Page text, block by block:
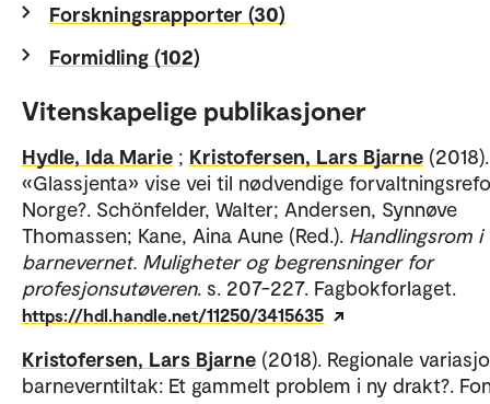
Forskningsrapporter (30)
Formidling (102)
Vitenskapelige publikasjoner
Hydle, Ida Marie ; Kristofersen, Lars Bjarne
«Glassjenta» vise vei til nødvendige
Norge?. Schönfelder, Walter; Andersen, Synnøve
Thomassen; Kane, Aina Aune (Red.). Handlingsrom i
barnevernet. Muligheter og begrensninger for
profesjonsutøveren. s. 207-227. Fagbokforlaget.
https://hdl.handle.net/11250/3415635
Kristofersen, Lars Bjarne (2018). Regionale
barneverntiltak: Et gammelt problem i ny drakt?.